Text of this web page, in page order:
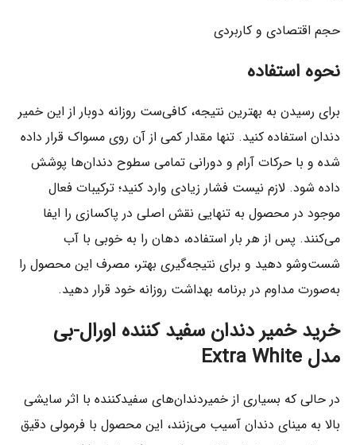
حجم اقتصادی و کاربردی
نحوه استفاده
برای رسیدن به بهترین نتیجه، کافی‌ست روزانه دوبار از این خمیر
دندان استفاده کنید. تنها مقدار کمی از آن روی مسواک قرار داده
شده و با حرکات آرام و دورانی تمامی سطوح دندان‌ها پوشش
داده شود. لازم نیست فشار زیادی وارد کنید؛ ترکیبات فعال
موجود در محصول به تنهایی نقش اصلی در پاکسازی را ایفا
می‌کنند. پس از هر بار استفاده، دهان را به خوبی با آب
شست‌وشو دهید و برای نتیجه‌گیری بهتر، مصرف این محصول را
به‌صورت مداوم در برنامه بهداشت روزانه خود قرار دهید.
خرید خمیر دندان سفید کننده اورال-بی
مدل Extra White
در حالی که بسیاری از خمیردندان‌های سفیدکننده با اثر سایشی
بالا به مینای دندان آسیب می‌زنند، این محصول با فرمولی دقیق